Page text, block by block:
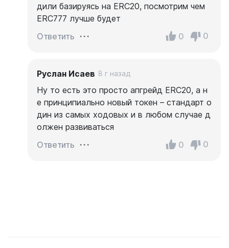
дили базируясь на ERC20, посмотрим чем
ERC777 лучше будет
Ответить
0 0
Руслан Исаев 8 г назад
Ну то есть это просто апгрейд ERC20, а н
е принципиально новый токен – стандарт о
дин из самых ходовых и в любом случае д
олжен развиваться
Ответить
0 0